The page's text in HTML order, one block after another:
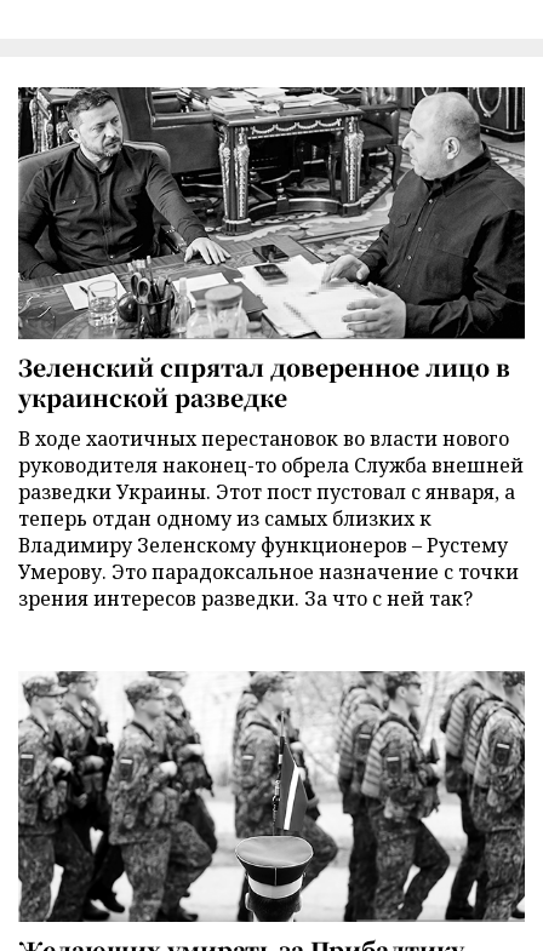
Зеленский спрятал доверенное лицо в
украинской разведке
В ходе хаотичных перестановок во власти нового
руководителя наконец-то обрела Служба внешней
разведки Украины. Этот пост пустовал с января, а
теперь отдан одному из самых близких к
Владимиру Зеленскому функционеров – Рустему
Умерову. Это парадоксальное назначение с точки
зрения интересов разведки. За что с ней так?